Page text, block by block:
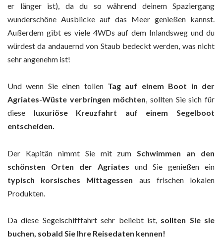
er länger ist), da du so während deinem Spaziergang
wunderschöne Ausblicke auf das Meer genießen kannst.
Außerdem gibt es viele 4WDs auf dem Inlandsweg und du
würdest da andauernd von Staub bedeckt werden, was nicht
sehr angenehm ist!
Und wenn Sie einen tollen Tag auf einem Boot in der
Agriates-Wüste verbringen möchten, sollten Sie sich für
diese luxuriöse Kreuzfahrt auf einem Segelboot
entscheiden.
Der Kapitän nimmt Sie mit zum Schwimmen an den
schönsten Orten der Agriates und Sie genießen ein
typisch korsisches Mittagessen aus frischen lokalen
Produkten.
Da diese Segelschifffahrt sehr beliebt ist, sollten Sie sie
buchen, sobald Sie Ihre Reisedaten kennen!